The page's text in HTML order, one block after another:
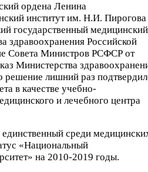
ордена Ленина
институт им. Н.И. Пирогова
государственный медицинский
здравоохранения Российской
Совета Министров РСФСР от
Министерства
лишний раз
в качестве учебно-
и лечебного центра
среди
«Национальный
на 2010-2019 годы.